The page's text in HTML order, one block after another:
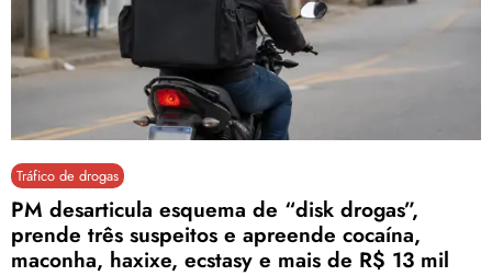
Tráfico de drogas
PM desarticula esquema de “disk drogas”,
prende três suspeitos e apreende cocaína,
maconha, haxixe, ecstasy e mais de R$ 13 mil